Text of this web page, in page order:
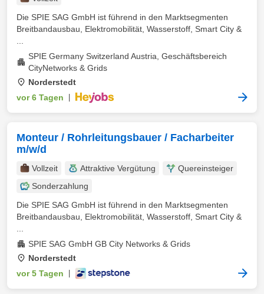
Die SPIE SAG GmbH ist führend in den Marktsegmenten
Breitbandausbau, Elektromobilität, Wasserstoff, Smart City &
SPIE Germany Switzerland Austria, Geschäftsbereich
CityNetworks & Grids
Norderstedt
vor 6 Tagen
Monteur / Rohrleitungsbauer / Facharbeiter
m/w/d
Vollzeit Attraktive Vergütung
Quereinsteiger
Sonderzahlung
Die SPIE SAG GmbH ist führend in den Marktsegmenten
Breitbandausbau, Elektromobilität, Wasserstoff, Smart City &
SPIE SAG GmbH GB City Networks & Grids
Norderstedt
vor 5 Tagen